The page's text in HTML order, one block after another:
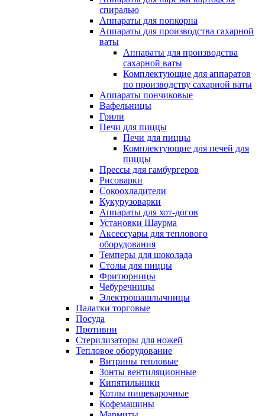
спиралью
Аппараты для попкорна
Аппараты для производства сахарной
ваты
Аппараты для производства
сахарной ваты
Комплектующие для аппаратов
по производству сахарной ваты
Аппараты пончиковые
Вафельницы
Грили
Печи для пиццы
Печи для пиццы
Комплектующие для печей для
пиццы
Прессы для гамбургеров
Рисоварки
Сокоохладители
Кукурузоварки
Аппараты для хот-догов
Установки Шаурма
Аксессуары для теплового
оборудования
Темперы для шоколада
Столы для пиццы
Фритюрницы
Чебуречницы
Электрошашлычницы
Палатки торговые
Посуда
Противни
Стерилизаторы для ножей
Тепловое оборудование
Витрины тепловые
Зонты вентиляционные
Кипятильники
Котлы пищеварочные
Кофемашины